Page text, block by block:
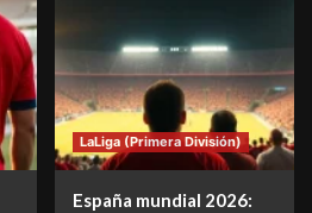
LaLiga (Primera División)
España mundial 2026: